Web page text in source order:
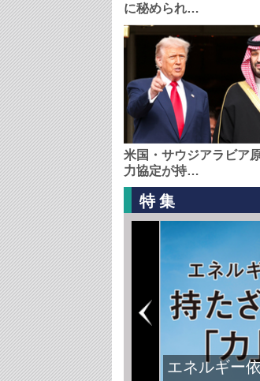
に秘められ…
米国・サウジアラビア
力協定が持…
特集
エネルギー